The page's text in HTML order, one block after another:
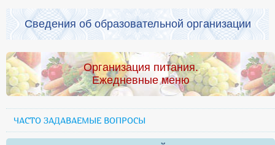
Сведения об образовательной организации
Организация питания.
Ежедневные меню
ЧАСТО ЗАДАВАЕМЫЕ ВОПРОСЫ